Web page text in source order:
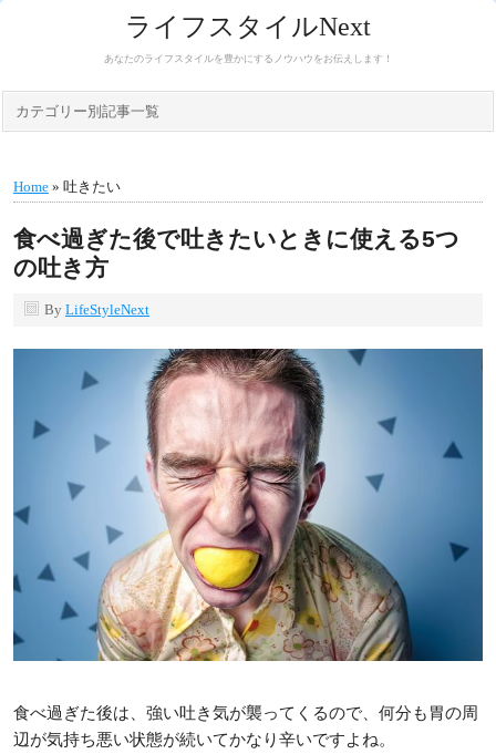
ライフスタイルNext
あなたのライフスタイルを豊かにするノウハウをお伝えします！
カテゴリー別記事一覧
Home » 吐きたい
食べ過ぎた後で吐きたいときに使える5つ
の吐き方
By LifeStyleNext
食べ過ぎた後は、強い吐き気が襲ってくるので、何分も胃の周
辺が気持ち悪い状態が続いてかなり辛いですよね。